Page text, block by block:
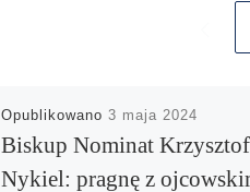
Opublikowano 3 maja 2024
Biskup Nominat Krzysztof
Nykiel: pragnę z